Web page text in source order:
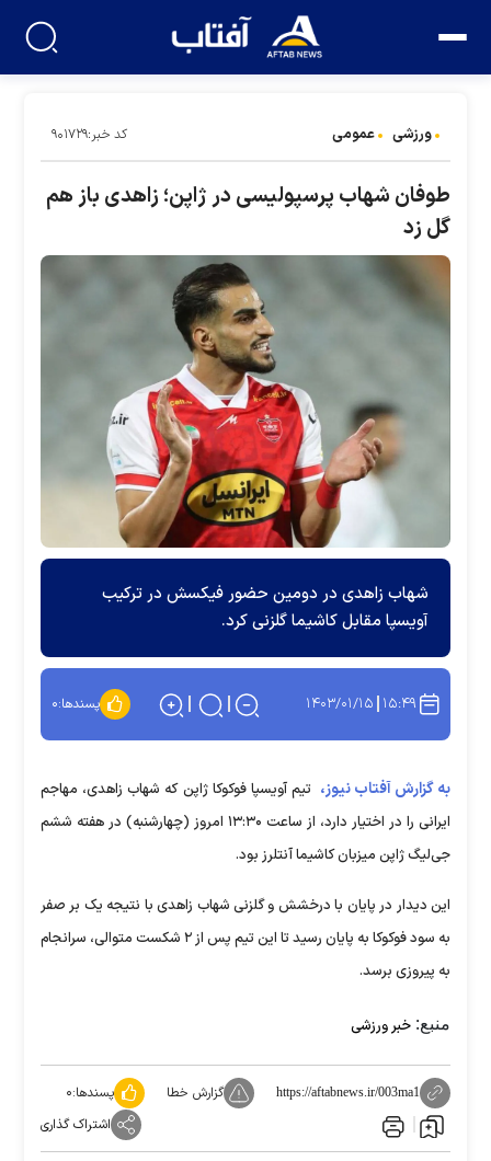
ورزشی عمومی کد خبر:۹۰۱۷۲۹
طوفان شهاب پرسپولیسی در ژاپن؛ زاهدی باز هم
گل زد
شهاب زاهدی در دومین حضور فیکسش در ترکیب
آویسپا مقابل کاشیما گلزنی کرد.
۱۵:۴۹ ۱۴۰۳/۰۱/۱۵ پسندها:۰
به گزارش آفتاب نیوز، تیم آویسپا فوکوکا ژاپن که شهاب زاهدی، مهاجم
ایرانی را در اختیار دارد، از ساعت ۱۳:۳۰ امروز (چهارشنبه) در هفته ششم
جی‌لیگ ژاپن میزبان کاشیما آنتلرز بود.
این دیدار در پایان با درخشش و گلزنی شهاب زاهدی با نتیجه یک بر صفر
به سود فوکوکا به پایان رسید تا این تیم پس از ۲ شکست متوالی، سرانجام
به پیروزی برسد.
منبع: خبر ورزشی
https://aftabnews.ir/003ma1 گزارش خطا پسندها:۰
اشتراک گذاری